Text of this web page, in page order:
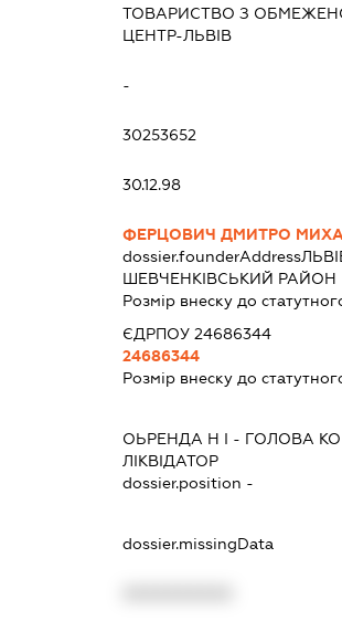
ТОВАРИСТВО З
ЦЕНТР-ЛЬВІВ
-
30253652
30.12.98
ФЕРЦОВИЧ ДМИТРО
dossier.founderAddress
ШЕВЧЕНКІВСЬКИЙ РАЙОН
Розмір внеску до
ЄДРПОУ 24686344
24686344
Розмір внеску до
ОЬРЕНДА Н І - ГОЛОВА
ЛІКВІДАТОР
dossier.position -
dossier.missingData